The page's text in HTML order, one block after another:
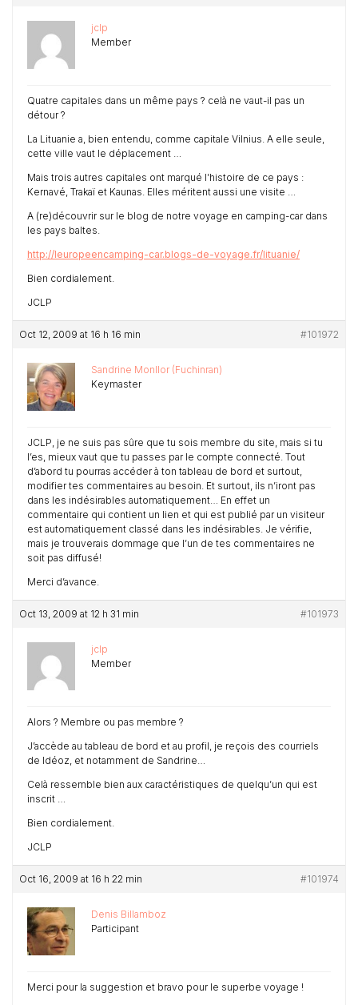
jclp
Member
Quatre capitales dans un même pays ? celà ne vaut-il pas un
détour ?
La Lituanie a, bien entendu, comme capitale Vilnius. A elle seule,
cette ville vaut le déplacement …
Mais trois autres capitales ont marqué l’histoire de ce pays :
Kernavé, Trakaï et Kaunas. Elles méritent aussi une visite …
A (re)découvrir sur le blog de notre voyage en camping-car dans
les pays baltes.
http://leuropeencamping-car.blogs-de-voyage.fr/lituanie/
Bien cordialement.
JCLP
Oct 12, 2009 at 16 h 16 min #101972
Sandrine Monllor (Fuchinran)
Keymaster
JCLP, je ne suis pas sûre que tu sois membre du site, mais si tu
l’es, mieux vaut que tu passes par le compte connecté. Tout
d’abord tu pourras accéder à ton tableau de bord et surtout,
modifier tes commentaires au besoin. Et surtout, ils n’iront pas
dans les indésirables automatiquement… En effet un
commentaire qui contient un lien et qui est publié par un visiteur
est automatiquement classé dans les indésirables. Je vérifie,
mais je trouverais dommage que l’un de tes commentaires ne
soit pas diffusé!
Merci d’avance.
Oct 13, 2009 at 12 h 31 min #101973
jclp
Member
Alors ? Membre ou pas membre ?
J’accède au tableau de bord et au profil, je reçois des courriels
de Idéoz, et notamment de Sandrine…
Celà ressemble bien aux caractéristiques de quelqu’un qui est
inscrit …
Bien cordialement.
JCLP
Oct 16, 2009 at 16 h 22 min #101974
Denis Billamboz
Participant
Merci pour la suggestion et bravo pour le superbe voyage !